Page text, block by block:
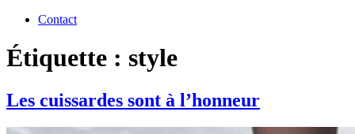
Contact
Étiquette : style
Les cuissardes sont à l’honneur